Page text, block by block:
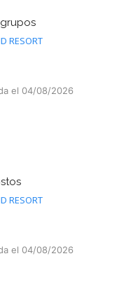
RESORT
el 04/08/2026
RESORT
el 04/08/2026